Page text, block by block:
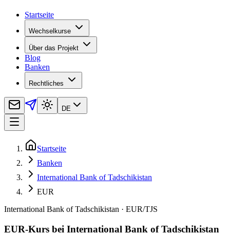
Startseite
Wechselkurse
Über das Projekt
Blog
Banken
Rechtliches
DE
Startseite
Banken
International Bank of Tadschikistan
EUR
International Bank of Tadschikistan · EUR/TJS
EUR-Kurs bei International Bank of Tadschikistan